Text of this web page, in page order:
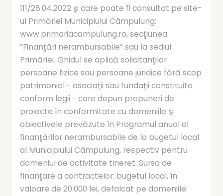
111/28.04.2022 şi care poate fi consultat pe site-
ul Primăriei Municipiului Câmpulung:
www.primariacampulung.ro, secţiunea
”Finanţări nerambursabile” sau la sediul
Primăriei. Ghidul se aplică solicitanţilor
persoane fizice sau persoane juridice fără scop
patrimonial - asociaţii sau fundaţii constituite
conform legii - care depun propuneri de
proiecte în conformitate cu domeniile şi
obiectivele prevăzute în Programul anual al
finanţărilor nerambursabile de la bugetul local
al Municipiului Câmpulung, respectiv pentru
domeniul de activitate tineret. Sursa de
finanţare a contractelor: bugetul local, în
valoare de 20.000 lei, defalcat pe domeniile: